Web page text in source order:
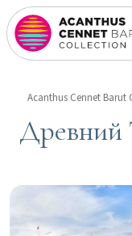
Acanthus Cennet Barut
Древний